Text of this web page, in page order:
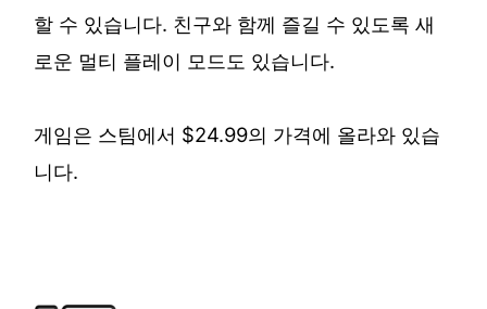
할 수 있습니다. 친구와 함께 즐길 수 있도록 새
로운 멀티 플레이 모드도 있습니다.
게임은 스팀에서 $24.99의 가격에 올라와 있습
니다.